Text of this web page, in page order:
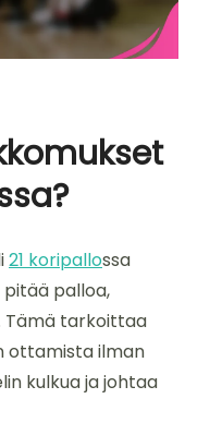
21 koripallossa
palloa,
Tämä tarkoittaa
ottamista ilman
kulkua ja johtaa